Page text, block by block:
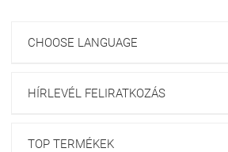
CHOOSE LANGUAGE
HÍRLEVÉL FELIRATKOZÁS
TOP TERMÉKEK